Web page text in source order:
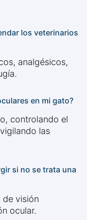
los veterinarios
analgésicos,
en mi gato?
controlando el
las
si no se trata una
de visión
ocular.